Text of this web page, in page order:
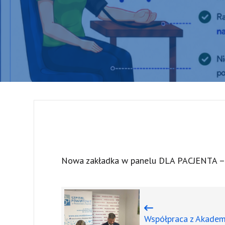
Nowa zakładka w panelu DLA PACJENTA
Współpraca z